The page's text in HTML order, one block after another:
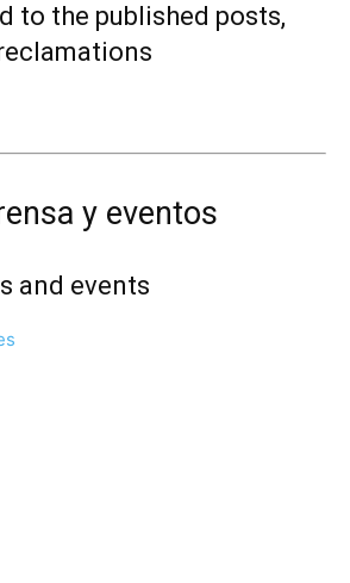
to the published posts,
y eventos
and events